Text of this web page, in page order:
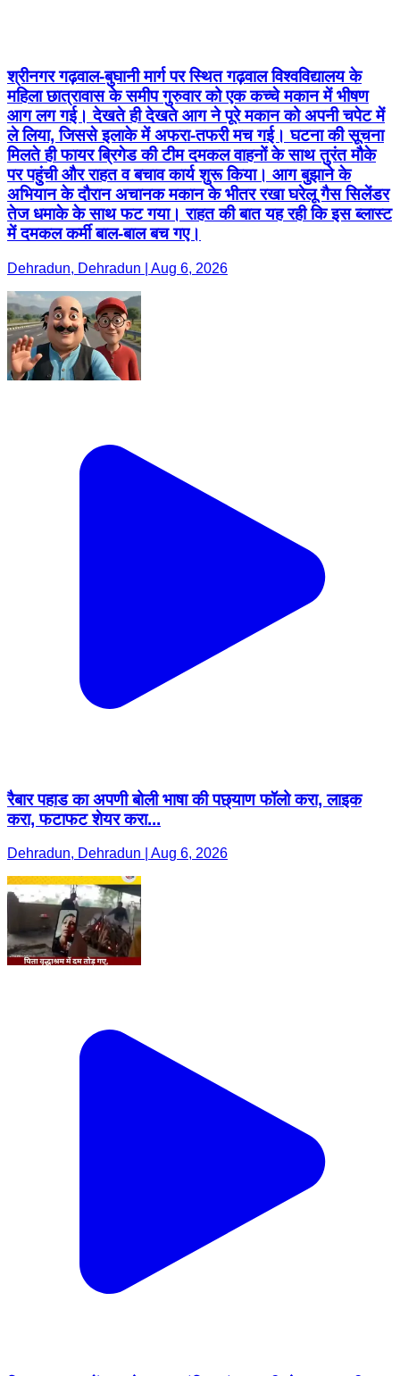
श्रीनगर गढ़वाल-बुघानी मार्ग पर स्थित गढ़वाल विश्वविद्यालय के
महिला छात्रावास के समीप गुरुवार को एक कच्चे मकान में भीषण
आग लग गई। देखते ही देखते आग ने पूरे मकान को अपनी चपेट में
ले लिया, जिससे इलाके में अफरा-तफरी मच गई। घटना की सूचना
मिलते ही फायर ब्रिगेड की टीम दमकल वाहनों के साथ तुरंत मौके
पर पहुंची और राहत व बचाव कार्य शुरू किया। आग बुझाने के
अभियान के दौरान अचानक मकान के भीतर रखा घरेलू गैस सिलेंडर
तेज धमाके के साथ फट गया। राहत की बात यह रही कि इस ब्लास्ट
में दमकल कर्मी बाल-बाल बच गए।
Dehradun, Dehradun | Aug 6, 2026
रैबार पहाड का अपणी बोली भाषा की पछ्याण फॉलो करा, लाइक
करा, फटाफट शेयर करा...
Dehradun, Dehradun | Aug 6, 2026